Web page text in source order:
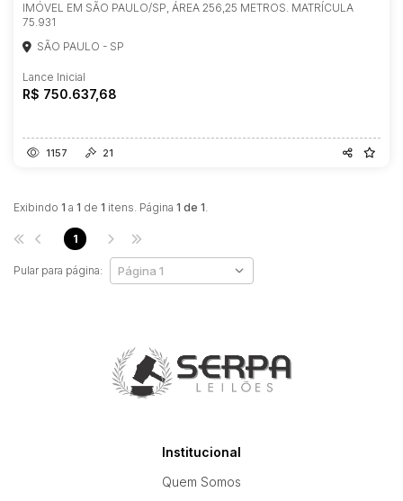
Habilite-se para efetuar lances ou
IMÓVEL EM SÃO PAULO/SP, ÁREA 256,25 METROS. MATRÍCULA
75.931
SÃO PAULO - SP
Lance Inicial
R$ 750.637,68
1157 21
Exibindo 1 a 1 de 1 itens. Página 1 de 1.
Pular para página:
1
Institucional
Quem Somos